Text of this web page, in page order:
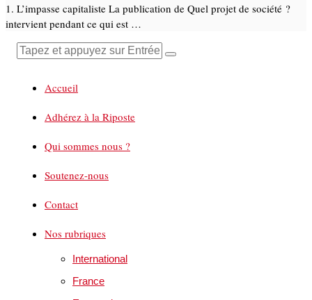
1. L’impasse capitaliste La publication de Quel projet de société ?
intervient pendant ce qui est …
Accueil
Adhérez à la Riposte
Qui sommes nous ?
Soutenez-nous
Contact
Nos rubriques
International
France